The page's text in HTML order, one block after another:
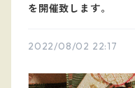
を開催致します。
2022/08/02 22:17